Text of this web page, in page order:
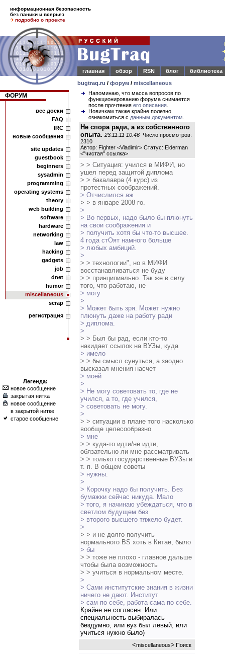
информационная безопасность
без паники и всерьез
подробно о проекте
главная обзор RSN блог
библиотека
bugtraq.ru / форум / miscellaneous
ФОРУМ
все доски
FAQ
IRC
новые сообщения
site updates
guestbook
beginners
sysadmin
programming
operating systems
theory
web building
software
hardware
networking
law
hacking
gadgets
job
dnet
humor
miscellaneous
scrap
регистрация
Легенда:
новое сообщение
закрытая нитка
новое сообщение
в закрытой нитке
старое сообщение
Напоминаю, что масса вопросов по
функционированию форума снимается
после прочтения его описания
Новичкам также крайне полезно
ознакомиться с данным документом
Не спора ради, а из собственного
опыта. 23.11.11 10:46 Число просмотров:
2310
Автор: Fighter <Vladimir> Статус: Elderman
<"чистая" ссылка>
> > Ситуация: учился в МИФИ, но
ушел перед защитой диплома
> > бакалавра (4 курс) из
протестных соображений.
> Отчислился аж
> > в январе 2008-го.
>
> Во первых, надо было бы плюнуть
на свои соображения и
> получить хотя бы что-то высшее.
4 года стОят намного больше
> любых амбиций.
>
> > технологии", но в МИФИ
восстанавливаться не буду
> > принципиально. Так же в силу
того, что работаю, не
> могу
>
> Может быть зря. Может нужно
плюнуть даже на работу ради
> диплома.
>
> > Был бы рад, если кто-то
накидает ссылок на ВУЗы, куда
> имело
> > бы смысл сунуться, а заодно
высказал мнения насчет
> моей
>
> Не могу советовать то, где не
учился, а то, где учился,
> советовать не могу.
>
> > ситуации в плане того насколько
вообще целесообразно
> мне
> > куда-то идти/не идти,
обязательно ли мне рассматривать
> > только государственные ВУЗы и
т. п. В общем советы
> нужны.
>
> Корочку надо бы получить. Без
бумажки сейчас никуда. Мало
> того, я начинаю убеждаться, что в
светлом будущем без
> второго высшего тяжело будет.
>
> > и не долго получить
нормального BS хоть в Китае, было
> бы
> > тоже не плохо - главное дальше
чтобы была возможность
> > учиться в нормальном месте.
>
> Сами институтские знания в жизни
ничего не дают. Институт
> сам по себе, работа сама по себе.
Крайне не согласен. Или
специальность выбиралась
бездумно, или вуз был левый, или
учиться нужно было)
<miscellaneous> Поиск